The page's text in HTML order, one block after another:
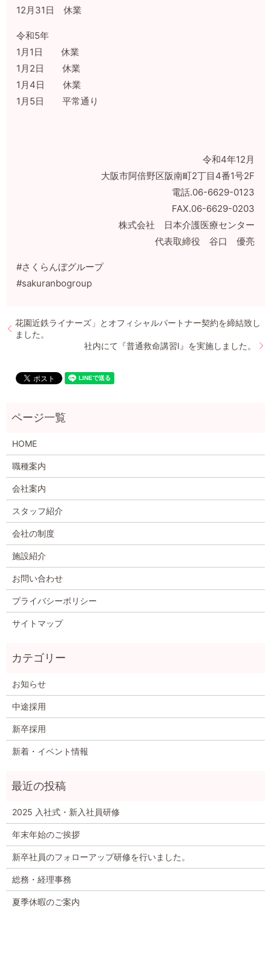
12月31日 休業
令和5年
1月1日 休業
1月2日 休業
1月4日 休業
1月5日 平常通り
令和4年12月
大阪市阿倍野区阪南町2丁目4番1号2F
電話.06-6629-0123
FAX.06-6629-0203
株式会社 日本介護医療センター
代表取締役 谷口 優亮
#さくらんぼグループ
#sakuranbogroup
花園近鉄ライナーズ」とオフィシャルパートナー契約を締結致し
ました。
社内にて『普通救命講習Ⅰ』を実施しました。
HOME
職種案内
会社案内
スタッフ紹介
会社の制度
施設紹介
お問い合わせ
プライバシーポリシー
サイトマップ
お知らせ
中途採用
新卒採用
新着・イベント情報
2025 入社式・新入社員研修
年末年始のご挨拶
新卒社員のフォローアップ研修を行いました。
総務・経理事務
夏季休暇のご案内